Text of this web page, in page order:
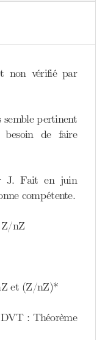
non vérifié par
semble pertinent
de faire
J. Fait en juin
compétente.
Z/nZ
et (Z/nZ)*
: Théorème